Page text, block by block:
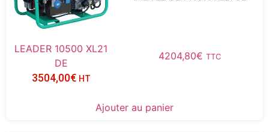
LEADER 10500 XL21
DE
4204,80€ TTC
3504,00€ HT
Ajouter au panier